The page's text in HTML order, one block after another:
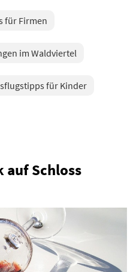
für Firmen
im Waldviertel
für Kinder
Schloss